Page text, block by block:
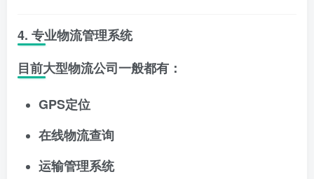
4. 专业物流管理系统
目前大型物流公司一般都有：
GPS定位
在线物流查询
运输管理系统